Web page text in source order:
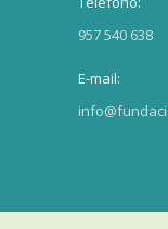
957 540 638
E-mail: